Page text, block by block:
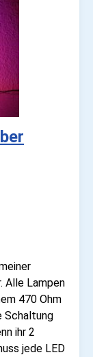
Alle Lampen
470 Ohm
Schaltung
ihr 2
jede LED